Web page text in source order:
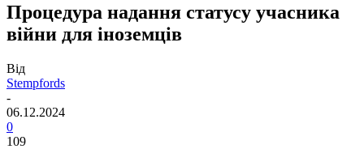
Процедура надання статусу учасника
війни для іноземців
Від
Stempfords
-
06.12.2024
0
109